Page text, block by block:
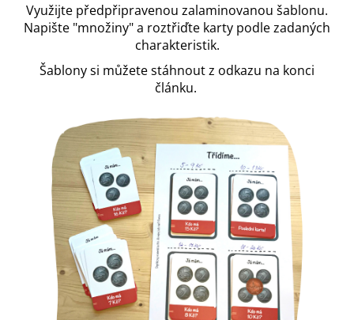
Využijte předpřipravenou zalaminovanou šablonu.
Napište "množiny" a roztřiďte karty podle zadaných
charakteristik.
Šablony si můžete stáhnout z odkazu na konci
článku.